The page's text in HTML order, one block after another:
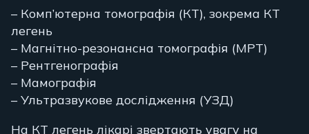
– Комп’ютерна томографія (КТ), зокрема КТ
легень
– Магнітно-резонансна томографія (МРТ)
– Рентгенографія
– Мамографія
– Ультразвукове дослідження (УЗД)
На КТ легень лікарі звертають увагу на